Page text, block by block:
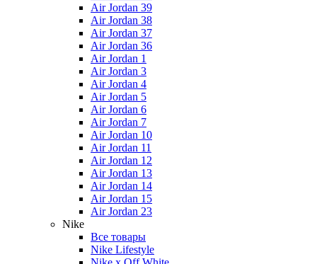
Air Jordan 39
Air Jordan 38
Air Jordan 37
Air Jordan 36
Air Jordan 1
Air Jordan 3
Air Jordan 4
Air Jordan 5
Air Jordan 6
Air Jordan 7
Air Jordan 10
Air Jordan 11
Air Jordan 12
Air Jordan 13
Air Jordan 14
Air Jordan 15
Air Jordan 23
Nike
Все товары
Nike Lifestyle